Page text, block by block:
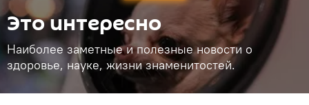
Это интересно
Наиболее заметные и полезные новости о
здоровье, науке, жизни знаменитостей.